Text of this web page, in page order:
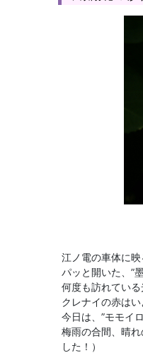
江ノ電の車体に
パッと開いた、”
何度も訪れてい
クレナイの赤は
今日は、”モモイ
梅雨の合間、晴
した！）